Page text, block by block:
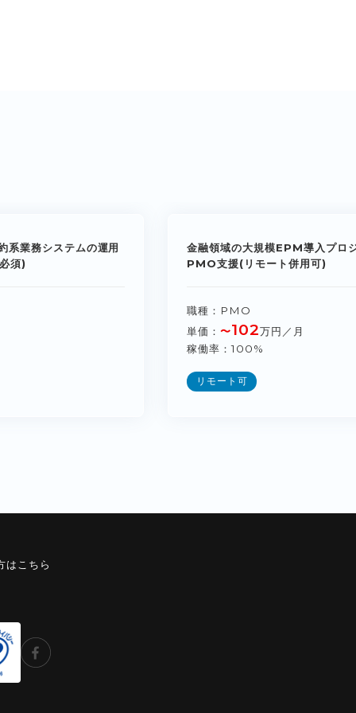
系業務システムの運用
須)
金融領域の大規模EPM導入プロ
PMO支援(リモート併用可)
職種
PMO
単価
〜102万円／月
稼働率
100%
リモート可
はこちら